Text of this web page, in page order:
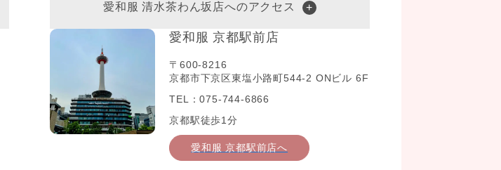
愛和服 清水茶わん坂店へのアクセス
愛和服 京都駅前店
〒600-8216
京都市下京区東塩小路町544-2 ONビル 6F
TEL：075-744-6866
京都駅徒歩1分
愛和服 京都駅前店へ